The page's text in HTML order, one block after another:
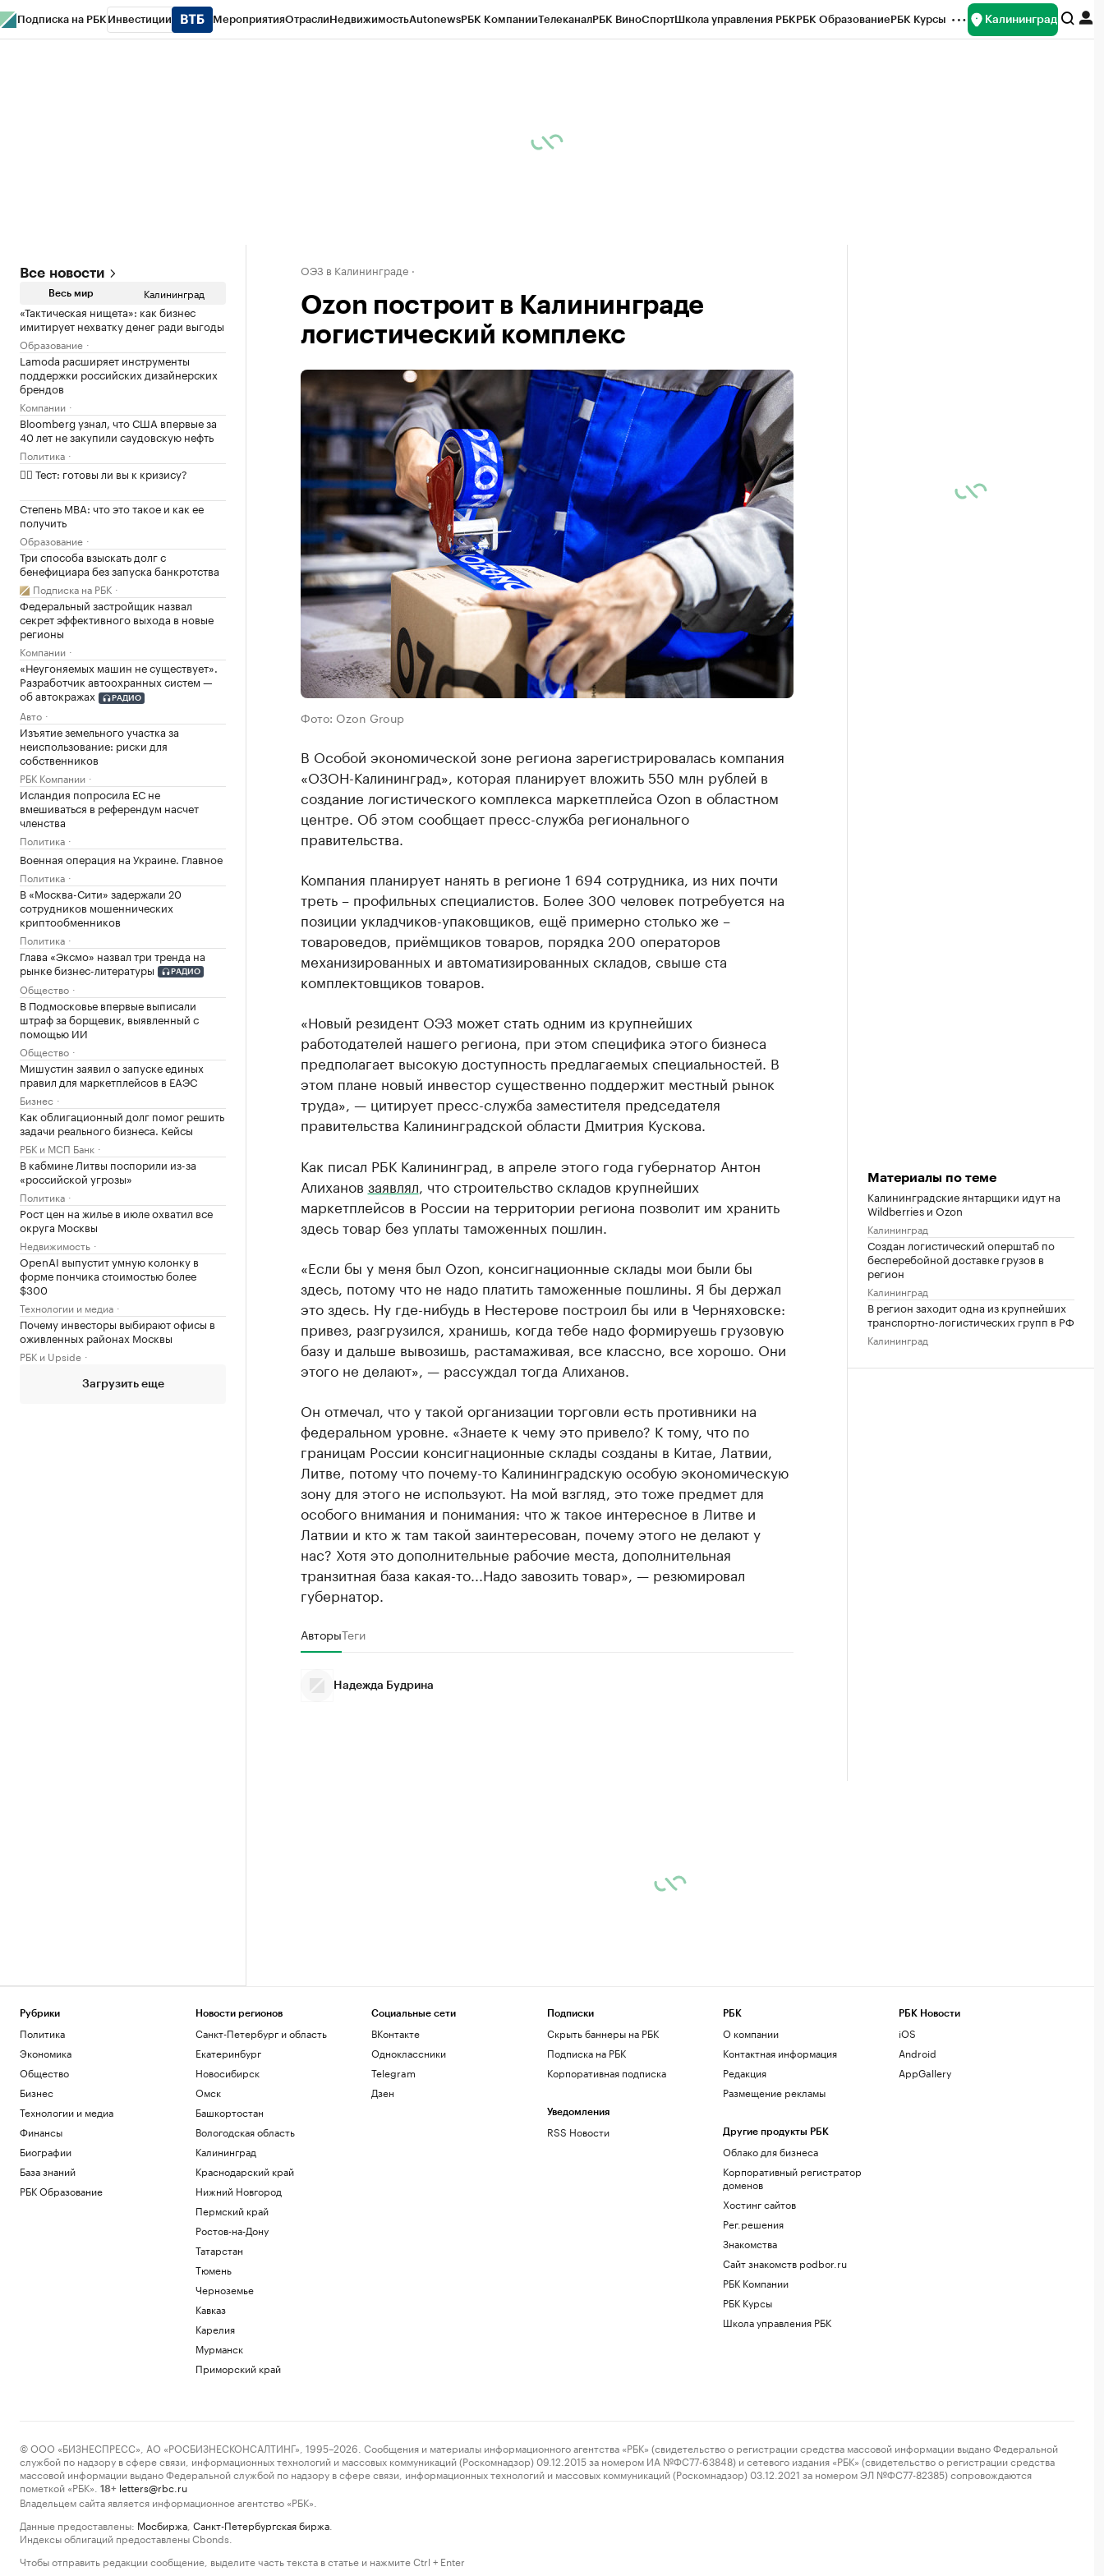
Подписка на РБК Инвестиции МероприятияОтраслиНедвижимостьAutonewsРБК КомпанииТелеканалРБК ВиноСпортШкола управления РБКРБК ОбразованиеРБК Курсы Калининград
Все новости
Весь мир Калининград
«Тактическая нищета»: как бизнес
имитирует нехватку денег ради выгоды
Образование
Lamoda расширяет инструменты
поддержки российских дизайнерских
брендов
Компании
Bloomberg узнал, что США впервые за
40 лет не закупили саудовскую нефть
Политика
✍🏻 Тест: готовы ли вы к кризису?
Степень MBA: что это такое и как ее
получить
Образование
Три способа взыскать долг с
бенефициара без запуска банкротства
Подписка на РБК
Федеральный застройщик назвал
секрет эффективного выхода в новые
регионы
Компании
«Неугоняемых машин не существует».
Разработчик автоохранных систем —
об автокражах
РАДИО
Авто
Изъятие земельного участка за
неиспользование: риски для
собственников
РБК Компании
Исландия попросила ЕС не
вмешиваться в референдум насчет
членства
Политика
Военная операция на Украине. Главное
Политика
В «Москва-Сити» задержали 20
сотрудников мошеннических
криптообменников
Политика
Глава «Эксмо» назвал три тренда на
рынке бизнес-литературы
РАДИО
Общество
В Подмосковье впервые выписали
штраф за борщевик, выявленный с
помощью ИИ
Общество
Мишустин заявил о запуске единых
правил для маркетплейсов в ЕАЭС
Бизнес
Как облигационный долг помог решить
задачи реального бизнеса. Кейсы
РБК и МСП Банк
В кабмине Литвы поспорили из-за
«российской угрозы»
Политика
Рост цен на жилье в июле охватил все
округа Москвы
Недвижимость
OpenAI выпустит умную колонку в
форме пончика стоимостью более
$300
Технологии и медиа
Почему инвесторы выбирают офисы в
оживленных районах Москвы
РБК и Upside
Загрузить еще
ОЭЗ в Калининграде
Ozon построит в Калининграде
логистический комплекс
Фото: Ozon Group
В Особой экономической зоне региона зарегистрировалась компания
«ОЗОН-Калининград», которая планирует вложить 550 млн рублей в
создание логистического комплекса маркетплейса Ozon в областном
центре. Об этом сообщает пресс-служба регионального
правительства.
Компания планирует нанять в регионе 1 694 сотрудника, из них почти
треть – профильных специалистов. Более 300 человек потребуется на
позиции укладчиков-упаковщиков, ещё примерно столько же –
товароведов, приёмщиков товаров, порядка 200 операторов
механизированных и автоматизированных складов, свыше ста
комплектовщиков товаров.
«Новый резидент ОЭЗ может стать одним из крупнейших
работодателей нашего региона, при этом специфика этого бизнеса
предполагает высокую доступность предлагаемых специальностей. В
этом плане новый инвестор существенно поддержит местный рынок
труда», — цитирует пресс-служба заместителя председателя
правительства Калининградской области Дмитрия Кускова.
Как писал РБК Калининград, в апреле этого года губернатор Антон
Алиханов заявлял , что строительство складов крупнейших
маркетплейсов в России на территории региона позволит им хранить
здесь товар без уплаты таможенных пошлин.
«Если бы у меня был Ozon, консигнационные склады мои были бы
здесь, потому что не надо платить таможенные пошлины. Я бы держал
это здесь. Ну где-нибудь в Нестерове построил бы или в Черняховске:
привез, разгрузился, хранишь, когда тебе надо формируешь грузовую
базу и дальше вывозишь, растамаживая, все классно, все хорошо. Они
этого не делают», — рассуждал тогда Алиханов.
Он отмечал, что у такой организации торговли есть противники на
федеральном уровне. «Знаете к чему это привело? К тому, что по
границам России консигнационные склады созданы в Китае, Латвии,
Литве, потому что почему-то Калининградскую особую экономическую
зону для этого не используют. На мой взгляд, это тоже предмет для
особого внимания и понимания: что ж такое интересное в Литве и
Латвии и кто ж там такой заинтересован, почему этого не делают у
нас? Хотя это дополнительные рабочие места, дополнительная
транзитная база какая-то...Надо завозить товар», — резюмировал
губернатор.
АвторыТеги
Надежда Будрина
Материалы по теме
Калининградские янтарщики идут на
Wildberries и Ozon
Калининград
Создан логистический оперштаб по
бесперебойной доставке грузов в
регион
Калининград
В регион заходит одна из крупнейших
транспортно-логистических групп в РФ
Калининград
Рубрики
Политика
Экономика
Общество
Бизнес
Технологии и медиа
Финансы
Биографии
База знаний
РБК Образование
Новости регионов
Санкт-Петербург и область
Екатеринбург
Новосибирск
Омск
Башкортостан
Вологодская область
Калининград
Краснодарский край
Нижний Новгород
Пермский край
Ростов-на-Дону
Татарстан
Тюмень
Черноземье
Кавказ
Карелия
Мурманск
Приморский край
Социальные сети
ВКонтакте
Одноклассники
Telegram
Дзен
Подписки
Скрыть баннеры на РБК
Подписка на РБК
Корпоративная подписка
Уведомления
RSS Новости
РБК
О компании
Контактная информация
Редакция
Размещение рекламы
Другие продукты РБК
Облако для бизнеса
Корпоративный регистратор
доменов
Хостинг сайтов
Рег.решения
Знакомства
Сайт знакомств podbor.ru
РБК Компании
РБК Курсы
Школа управления РБК
РБК Новости
iOS
Android
AppGallery
© ООО «БИЗНЕСПРЕСС», АО «РОСБИЗНЕСКОНСАЛТИНГ», 1995–2026. Сообщения и материалы информационного агентства «РБК» (свидетельство о регистрации средства массовой информации выдано Федеральной
службой по надзору в сфере связи, информационных технологий и массовых коммуникаций (Роскомнадзор) 09.12.2015 за номером ИА №ФС77-63848) и сетевого издания «РБК» (свидетельство о регистрации средства
массовой информации выдано Федеральной службой по надзору в сфере связи, информационных технологий и массовых коммуникаций (Роскомнадзор) 03.12.2021 за номером ЭЛ №ФС77-82385) сопровождаются
пометкой «РБК».
18+ letters@rbc.ru
Владельцем сайта является информационное агентство «РБК».
Данные предоставлены: Мосбиржа Санкт-Петербургская биржа
Индексы облигаций предоставлены Cbonds.
Чтобы отправить редакции сообщение, выделите часть текста в статье и нажмите Ctrl + Enter